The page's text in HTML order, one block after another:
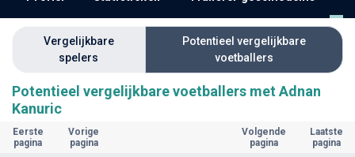
Vergelijkbare
spelers
Potentieel vergelijkbare
voetballers
Potentieel vergelijkbare voetballers met Adnan
Kanuric
Eerste
pagina
Vorige
pagina
Volgende
pagina
Laatste
pagina